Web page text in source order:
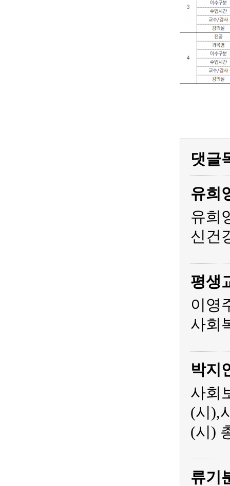
댓글
유희
유희
신건
평생
이영
사회
박지
사회
(시),
(시)
류기